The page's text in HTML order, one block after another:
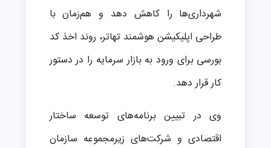
شهرداری‌ها را کاهش دهد و هم‌زمان با
طراحی اپلیکیشن هوشمند تهاتر، روند اخذ کد
بورسی برای ورود به بازار سرمایه را در دستور
کار قرار دهد.
وی در تبیین برنامه‌های توسعه ساختار
اقتصادی و شرکت‌های زیرمجموعه سازمان